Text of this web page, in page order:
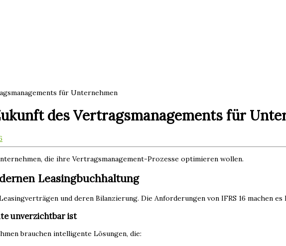
für Unternehmen
des Vertragsmanagements für
die ihre Vertragsmanagement-Prozesse optimieren wollen.
Leasingbuchhaltung
und deren Bilanzierung. Die Anforderungen von IFRS 16 machen
unverzichtbar ist
brauchen intelligente Lösungen, die: